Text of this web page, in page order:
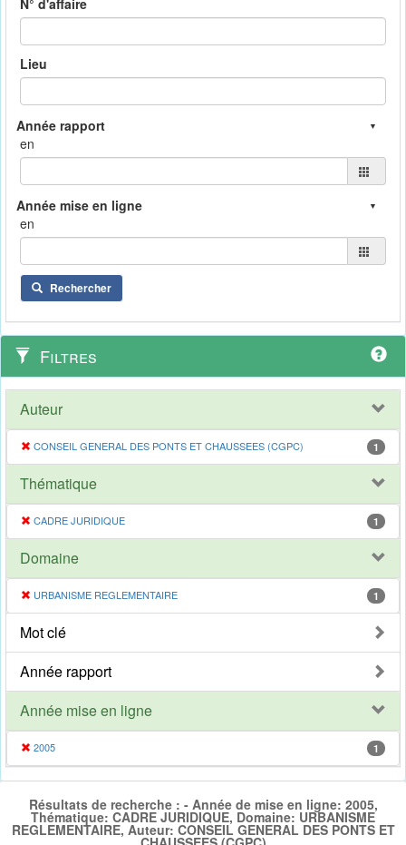
Lieu
en
en
Rechercher
Filtres
Auteur
CONSEIL GENERAL DES PONTS ET CHAUSSEES (CGPC) 1
Thématique
CADRE JURIDIQUE 1
Domaine
URBANISME REGLEMENTAIRE 1
Mot clé
Année rapport
Année mise en ligne
2005 1
Résultats de recherche : - Année de mise en ligne: 2005,
Thématique: CADRE JURIDIQUE, Domaine: URBANISME
REGLEMENTAIRE, Auteur: CONSEIL GENERAL DES PONTS ET